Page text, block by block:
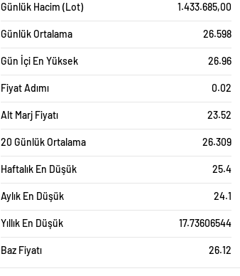
Günlük Hacim (Lot) 1.433.685,00
Günlük Ortalama 26.598
Gün İçi En Yüksek 26.96
Fiyat Adımı 0.02
Alt Marj Fiyatı 23.52
20 Günlük Ortalama 26.309
Haftalık En Düşük 25.4
Aylık En Düşük 24.1
Yıllık En Düşük 17.73606544
Baz Fiyatı 26.12